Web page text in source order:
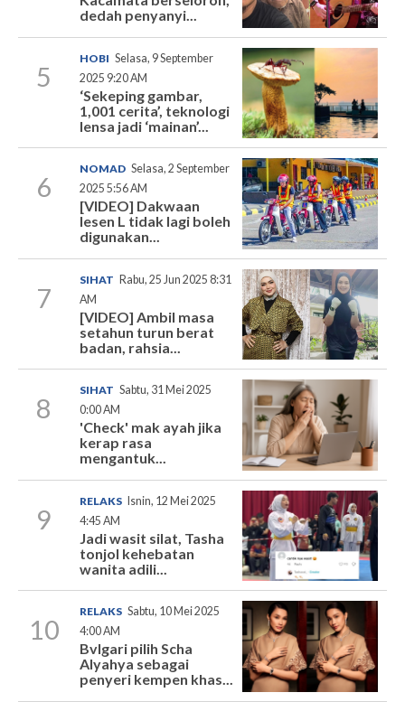
dedah penyanyi...
5
HOBI Selasa, 9 September
2025 9:20 AM
‘Sekeping gambar,
1,001 cerita’, teknologi
lensa jadi ‘mainan’...
6
NOMAD Selasa, 2 September
2025 5:56 AM
[VIDEO] Dakwaan
lesen L tidak lagi boleh
digunakan...
7
SIHAT Rabu, 25 Jun 2025 8:31
AM
[VIDEO] Ambil masa
setahun turun berat
badan, rahsia...
8
SIHAT Sabtu, 31 Mei 2025
0:00 AM
'Check' mak ayah jika
kerap rasa
mengantuk...
9
RELAKS
Isnin, 12 Mei 2025
4:45 AM
Jadi wasit silat, Tasha
tonjol kehebatan
wanita adili...
10
RELAKS Sabtu, 10 Mei 2025
4:00 AM
Bvlgari pilih Scha
Alyahya sebagai
penyeri kempen khas...